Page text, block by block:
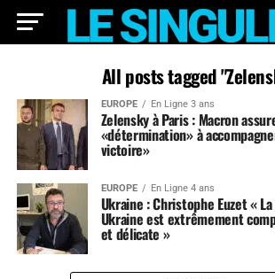
All posts tagged
EUROPE En Ligne 3 ans
Zelensky à Paris : Macron
«détermination» à
victoire»
EUROPE En Ligne 4 ans
Ukraine : Christophe Euzet «
Ukraine est extrêmement
et délicate »